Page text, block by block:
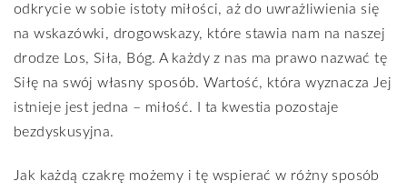
odkrycie w sobie istoty miłości, aż do uwrażliwienia się
na wskazówki, drogowskazy, które stawia nam na naszej
drodze Los, Siła, Bóg. A każdy z nas ma prawo nazwać tę
Siłę na swój własny sposób. Wartość, która wyznacza Jej
istnieje jest jedna – miłość. I ta kwestia pozostaje
bezdyskusyjna.
Jak każdą czakrę możemy i tę wspierać w różny sposób